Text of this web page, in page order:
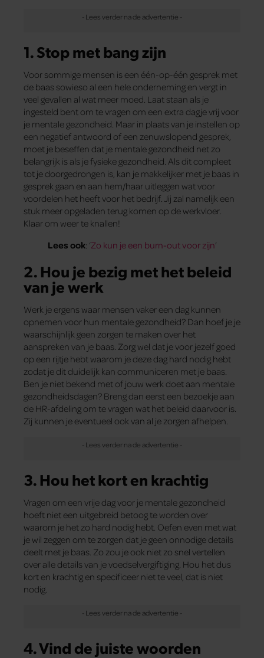
1. Stop met bang zijn
Voor sommige mensen is een één-op-één gesprek met
de baas sowieso al een hele onderneming en vergt in
veel gevallen al wat meer moed. Laat staan als je
ingesteld bent om te vragen om een extra dagje vrij voor
je mentale gezondheid. Maar in plaats van je instellen op
een negatief antwoord of een zenuwslopend gesprek,
moet je beseffen dat je mentale gezondheid net zo
belangrijk is als je fysieke gezondheid. Als dit compleet
tot je doorgedrongen is, kan je makkelijker met je baas in
gesprek gaan en aan hem/haar uitleggen wat voor
voordelen het heeft voor het bedrijf. Jij zal namelijk een
stuk meer opgeladen terug komen op de werkvloer.
Klaar om weer te knallen!
Lees ook: ‘Zo kun je een burn-out voor zijn’
2. Hou je bezig met het beleid
van je werk
Werk je ergens waar mensen vaker een dag kunnen
opnemen voor hun mentale gezondheid? Dan hoef je je
waarschijnlijk geen zorgen te maken over het
aanspreken van je baas. Zorg wel dat je voor jezelf goed
op een rijtje hebt waarom je deze dag hard nodig hebt
zodat je dit duidelijk kan communiceren met je baas.
Ben je niet bekend met of jouw werk doet aan mentale
gezondheidsdagen? Breng dan eerst een bezoekje aan
de HR-afdeling om te vragen wat het beleid daarvoor is.
Zij kunnen je eventueel ook van al je zorgen afhelpen.
3. Hou het kort en krachtig
Vragen om een vrije dag voor je mentale gezondheid
hoeft niet een uitgebreid betoog te worden over
waarom je het zo hard nodig hebt. Oefen even met wat
je wil zeggen om te zorgen dat je geen onnodige details
deelt met je baas. Zo zou je ook niet zo snel vertellen
over alle details van je voedselvergiftiging. Hou het dus
kort en krachtig en specificeer niet te veel, dat is niet
nodig.
4. Vind de juiste woorden